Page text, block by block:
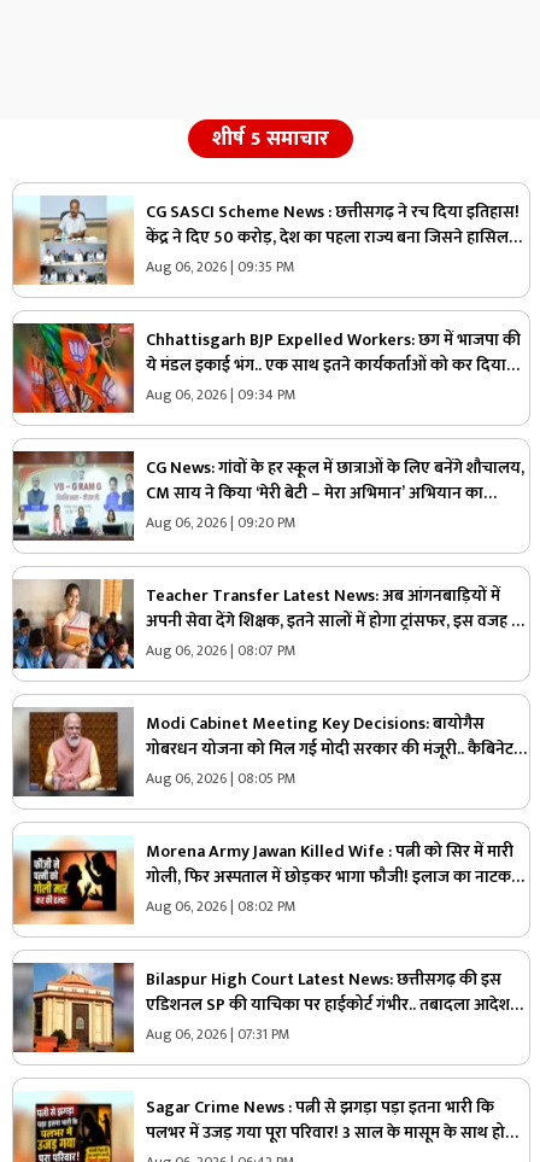
शीर्ष 5 समाचार
CG SASCI Scheme News : छत्तीसगढ़ ने रच दिया इतिहास!
केंद्र ने दिए 50 करोड़, देश का पहला राज्य बना जिसने हासिल
की ये बड़ी उपलब्धि
Aug 06, 2026 | 09:35 PM
Chhattisgarh BJP Expelled Workers: छग में भाजपा की
ये मंडल इकाई भंग.. एक साथ इतने कार्यकर्ताओं को कर दिया
निष्कासित, अब होगा नए कार्यकारिणी का गठन
Aug 06, 2026 | 09:34 PM
CG News: गांवों के हर स्कूल में छात्राओं के लिए बनेंगे शौचालय,
CM साय ने किया ‘मेरी बेटी – मेरा अभिमान’ अभियान का
शुभारंभ, VB-G Ram G योजना पर दी ये बड़ी जानकारी
Aug 06, 2026 | 09:20 PM
Teacher Transfer Latest News: अब आंगनबाड़ियों में
अपनी सेवा देंगे शिक्षक, इतने सालों में होगा ट्रांसफर, इस वजह से
बड़ा फैसला लेने की तैयारी में सरकार
Aug 06, 2026 | 08:07 PM
Modi Cabinet Meeting Key Decisions: बायोगैस
गोबरधन योजना को मिल गई मोदी सरकार की मंजूरी.. कैबिनेट
का बड़ा फैसला, जानें इस स्कीम पर कितना होगा खर्च
Aug 06, 2026 | 08:05 PM
Morena Army Jawan Killed Wife : पत्नी को सिर में मारी
गोली, फिर अस्पताल में छोड़कर भागा फौजी! इलाज का नाटक
करते-करते खुल गया खौफनाक सच
Aug 06, 2026 | 08:02 PM
Bilaspur High Court Latest News: छत्तीसगढ़ की इस
एडिशनल SP की याचिका पर हाईकोर्ट गंभीर.. तबादला आदेश
पर लगाई रोक, ‘वरिष्ठता के सिद्धांत’ की अनदेखी का आरोप
Aug 06, 2026 | 07:31 PM
Sagar Crime News : पत्नी से झगड़ा पड़ा इतना भारी कि
पलभर में उजड़ गया पूरा परिवार! 3 साल के मासूम के साथ हो